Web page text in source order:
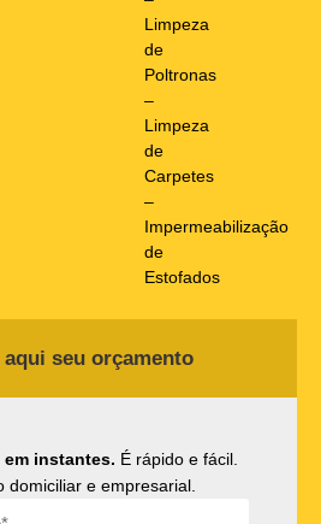
Limpeza
de
Poltronas
–
Limpeza
de
Carpetes
–
Impermeabilização
de
Estofados
aqui seu orçamento
em instantes. É rápido e fácil.
domiciliar e empresarial.